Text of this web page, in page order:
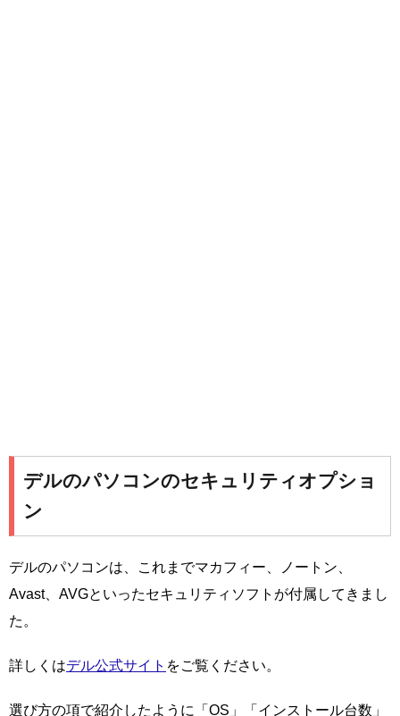
デルのパソコンのセキュリティオプショ
ン
デルのパソコンは、これまでマカフィー、ノートン、
Avast、AVGといったセキュリティソフトが付属してきまし
た。
詳しくはデル公式サイト をご覧ください。
選び方の項で紹介したように「OS」「インストール台数」